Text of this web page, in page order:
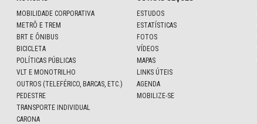
MOBILIDADE CORPORATIVA
METRÔ E TREM
BRT E ÔNIBUS
BICICLETA
POLÍTICAS PÚBLICAS
VLT E MONOTRILHO
OUTROS (TELEFÉRICO, BARCAS, ETC.)
PEDESTRE
TRANSPORTE INDIVIDUAL
CARONA
ESTUDOS
ESTATÍSTICAS
FOTOS
VÍDEOS
MAPAS
LINKS ÚTEIS
AGENDA
MOBILIZE-SE